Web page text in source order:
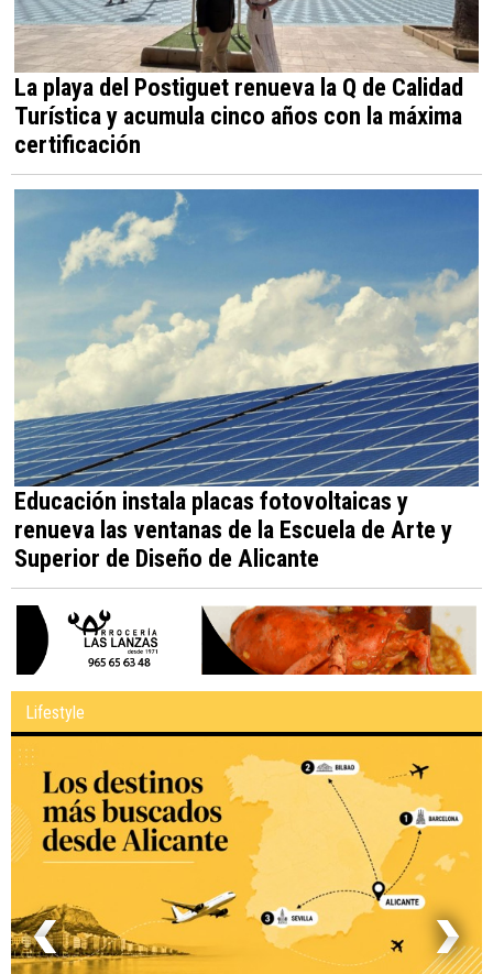
La playa del Postiguet renueva la Q de Calidad
Turística y acumula cinco años con la máxima
certificación
Educación instala placas fotovoltaicas y
renueva las ventanas de la Escuela de Arte y
Superior de Diseño de Alicante
Lifestyle